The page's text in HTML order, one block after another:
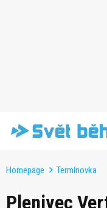
Homepage Termínovka
Plenivec